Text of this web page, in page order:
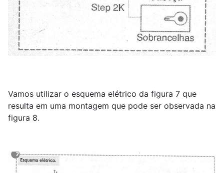
Vamos utilizar o esquema elétrico da figura 7 que
resulta em uma montagem que pode ser observada na
figura 8.